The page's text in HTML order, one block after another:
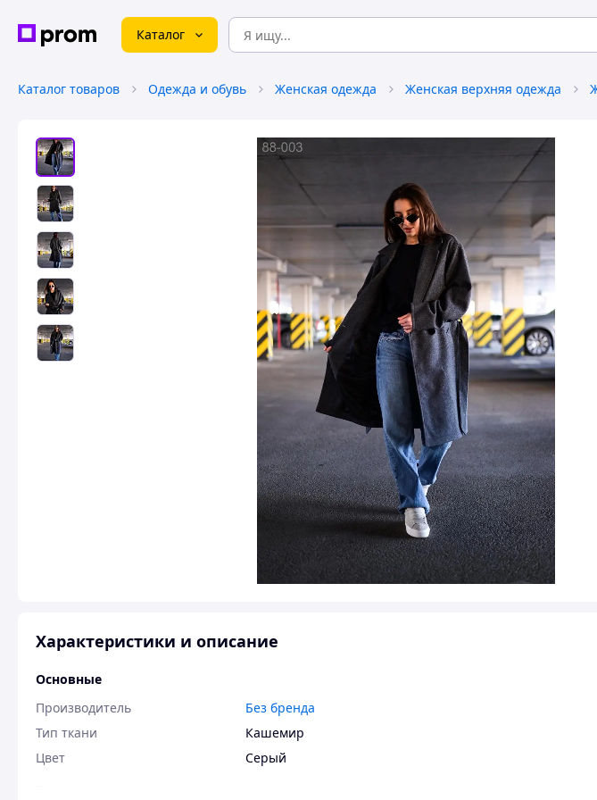
Каталог
Каталог товаров Одежда и обувь Женская одежда Женская верхняя одежда
Характеристики и описание
Основные
Производитель
Без бренда
Тип ткани
Кашемир
Цвет
Серый